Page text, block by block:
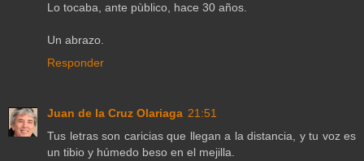
Lo tocaba, ante pùblico, hace 30 años.
Un abrazo.
Responder
Juan de la Cruz Olariaga 21:51
Tus letras son caricias que llegan a la distancia, y tu voz es
un tibio y húmedo beso en el mejilla.